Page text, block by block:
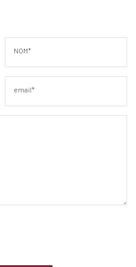
NOM*
email*